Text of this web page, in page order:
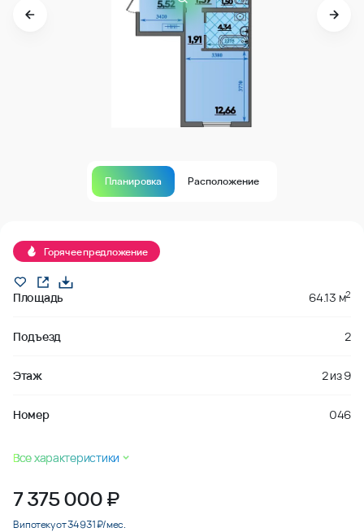
Планировка Расположение
Горячее предложение
Площадь 64.13 м2
Подъезд 2
Этаж 2из9
Номер 046
Все характеристики
7 375 000₽
В ипотеку от 34 931 ₽/мес.